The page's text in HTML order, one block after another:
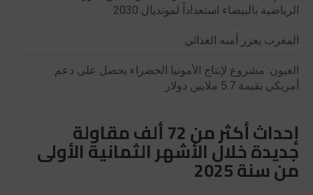
الرياضية بالبيضاء استعداداً لمونديال 2030
المغرب يعزز أمنه الغذائي
العيون: مشروع لإنتاج الأمونيا الخضراء يحصل على دعم
أمريكي بقيمة 5.7 ملايين دولار
إحداث أكثر من 72 ألف مقاولة
جديدة خلال الأشهر الثمانية الأولى
من سنة 2025